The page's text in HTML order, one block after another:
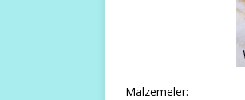
Malzemeler: